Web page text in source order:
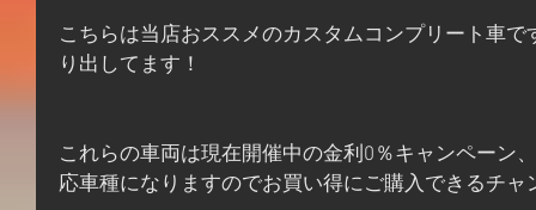
こちらは当店おススメのカスタムコンプリート車で
り出してます！
これらの車両は現在開催中の金利0％キャンペーン
応車種になりますのでお買い得にご購入できるチャ